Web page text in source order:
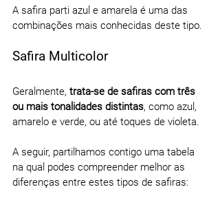
A safira parti azul e amarela é uma das
combinações mais conhecidas deste tipo.
Safira Multicolor
Geralmente, trata-se de safiras com três
ou mais tonalidades distintas, como azul,
amarelo e verde, ou até toques de violeta.
A seguir, partilhamos contigo uma tabela
na qual podes compreender melhor as
diferenças entre estes tipos de safiras: